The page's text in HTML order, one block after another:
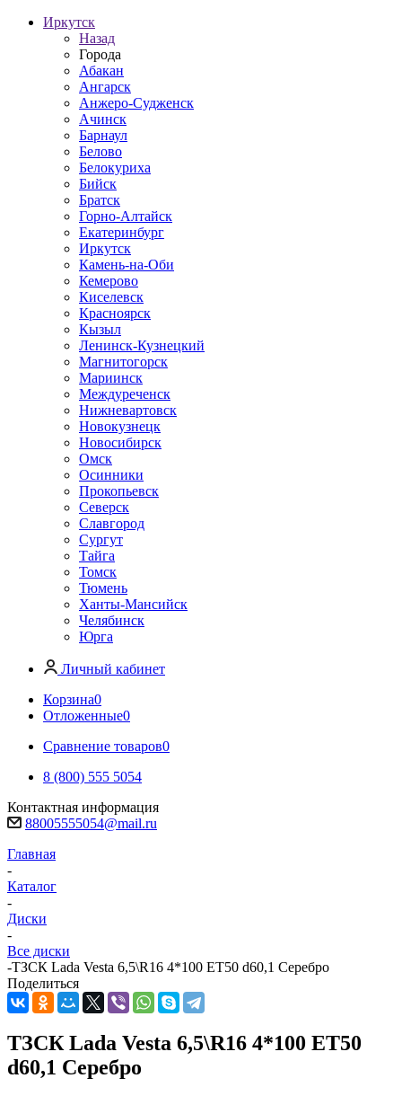
Иркутск
Назад
Города
Абакан
Ангарск
Анжеро-Судженск
Ачинск
Барнаул
Белово
Белокуриха
Бийск
Братск
Горно-Алтайск
Екатеринбург
Иркутск
Камень-на-Оби
Кемерово
Киселевск
Красноярск
Кызыл
Ленинск-Кузнецкий
Магнитогорск
Мариинск
Междуреченск
Нижневартовск
Новокузнецк
Новосибирск
Омск
Осинники
Прокопьевск
Северск
Славгород
Сургут
Тайга
Томск
Тюмень
Ханты-Мансийск
Челябинск
Юрга
Личный кабинет
Корзина0
Отложенные0
Сравнение товаров0
8 (800) 555 5054
Контактная информация
88005555054@mail.ru
Главная
-
Каталог
-
Диски
-
Все диски
-ТЗСК Lada Vesta 6,5\R16 4*100 ET50 d60,1 Серебро
Поделиться
ТЗСК Lada Vesta 6,5\R16 4*100 ET50
d60,1 Серебро